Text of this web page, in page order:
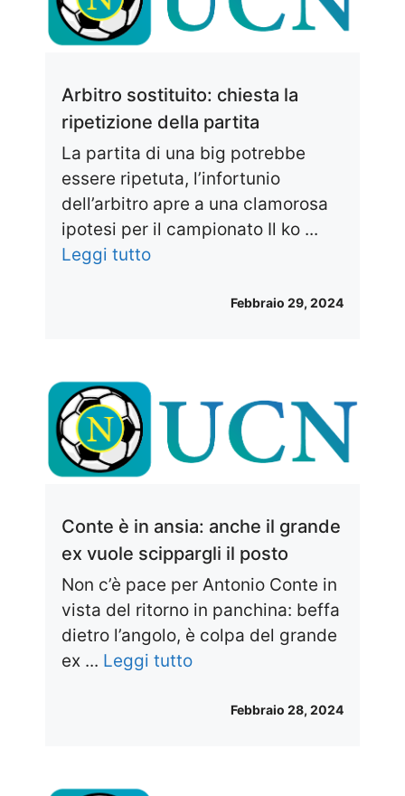
Arbitro sostituito: chiesta la
ripetizione della partita
La partita di una big potrebbe
essere ripetuta, l’infortunio
dell’arbitro apre a una clamorosa
ipotesi per il campionato Il ko ...
Leggi tutto
Febbraio 29, 2024
Conte è in ansia: anche il grande
ex vuole scippargli il posto
Non c’è pace per Antonio Conte in
vista del ritorno in panchina: beffa
dietro l’angolo, è colpa del grande
ex ... Leggi tutto
Febbraio 28, 2024